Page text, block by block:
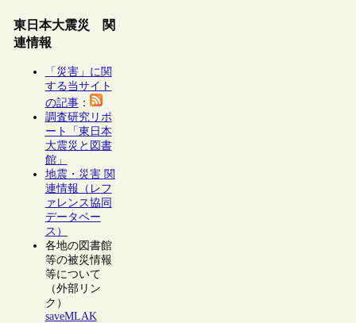
東日本大震災 関
連情報
「災害」に関
する当サイト
の記事：
調査研究リポ
ート「東日本
大震災と図書
館」
地震・災害 関
連情報（レフ
ァレンス協同
データベー
ス）
各地の図書館
等の被災情報
等について
（外部リン
ク）
saveMLAK